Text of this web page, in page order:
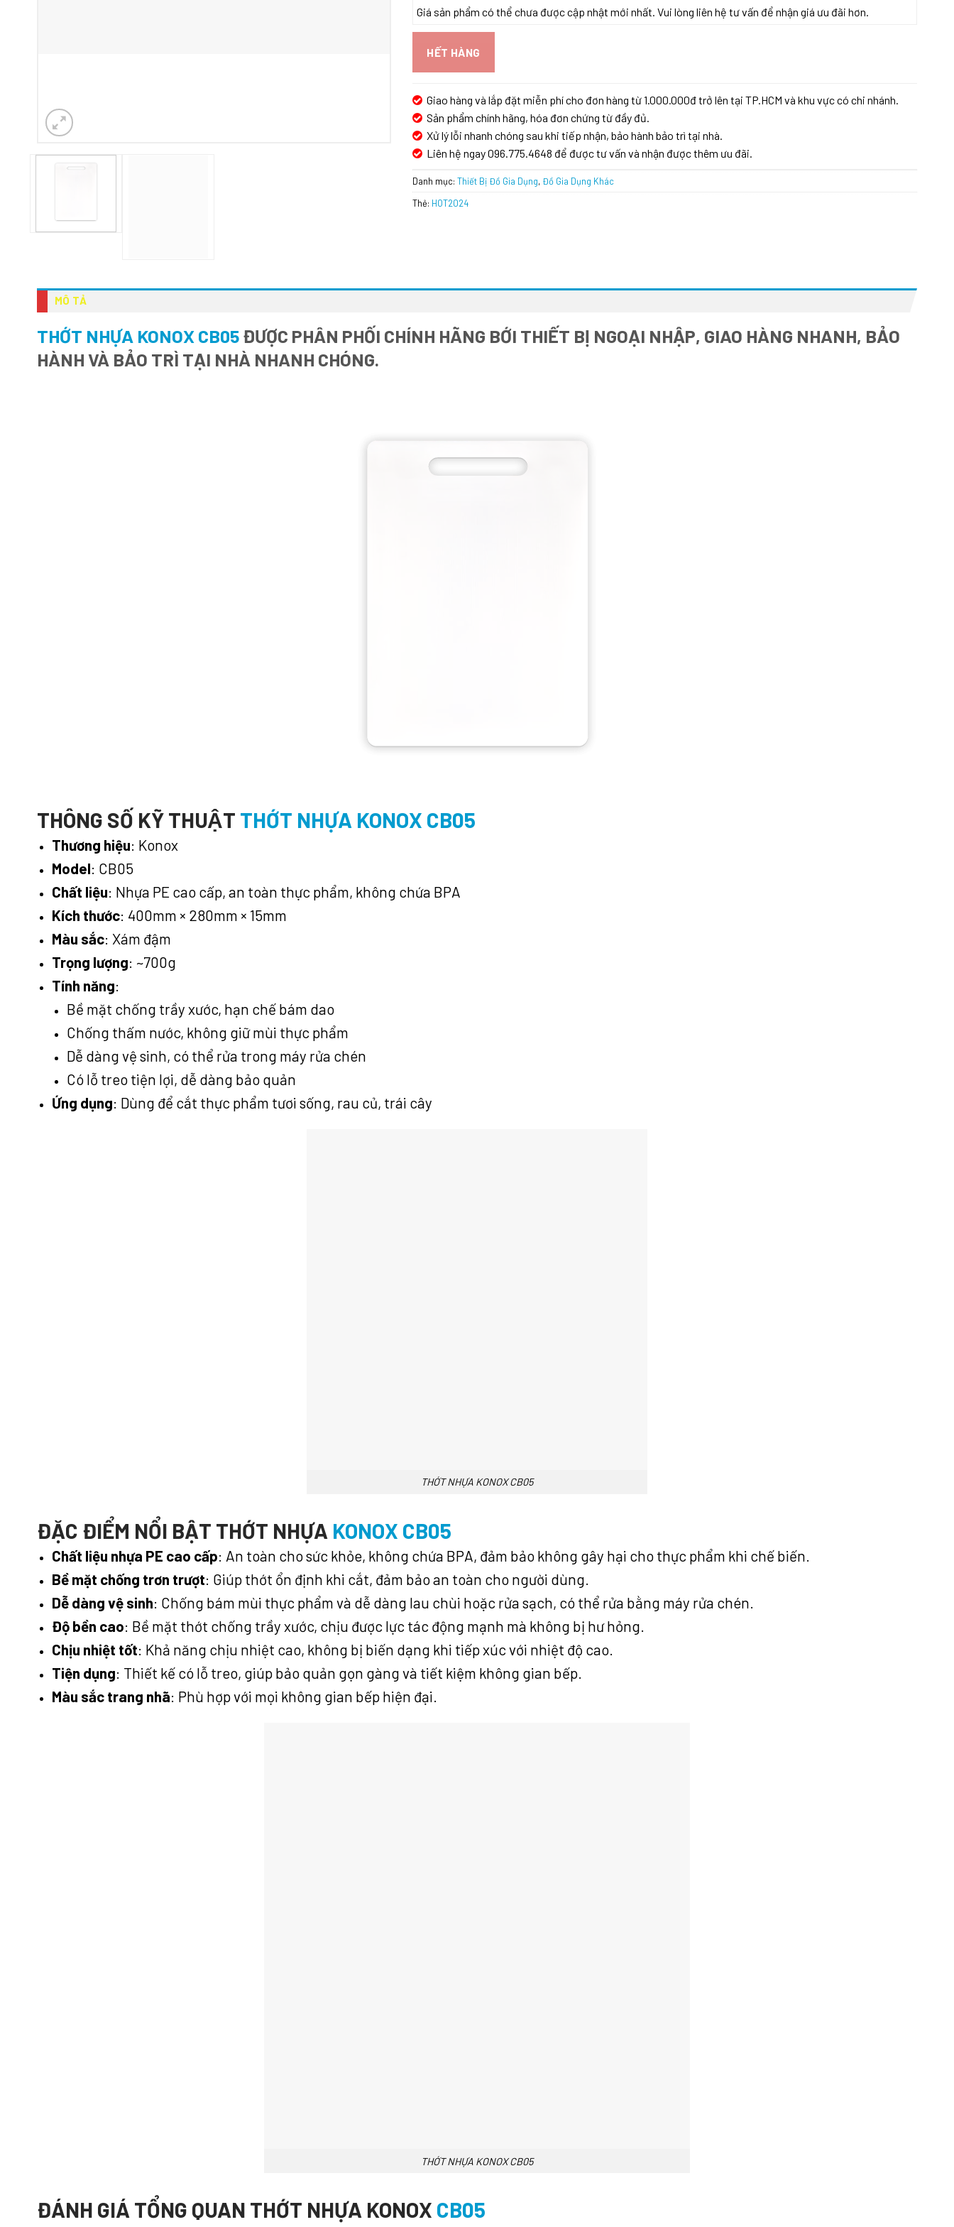
Giá sản phẩm có thể chưa được cập nhật mới nhất. Vui lòng liên hệ tư vấn để nhận giá ưu đãi hơn.
HẾT HÀNG
Giao hàng và lắp đặt miễn phí cho đơn hàng từ 1.000.000đ trở lên tại TP.HCM và khu vực có chi nhánh.
Sản phẩm chính hãng, hóa đơn chứng từ đầy đủ.
Xử lý lỗi nhanh chóng sau khi tiếp nhận, bảo hành bảo trì tại nhà.
Liên hệ ngay 096.775.4648 để được tư vấn và nhận được thêm ưu đãi.
Danh mục:Thiết Bị Đồ Gia Dụng, Đồ Gia Dụng Khác
Thẻ: HOT2024
MÔ TẢ
THỚT NHỰA KONOX CB05ĐƯỢC PHÂN PHỐI CHÍNH HÃNG BỚI THIẾT BỊ NGOẠI NHẬP, GIAO HÀNG NHANH, BẢO
HÀNH VÀ BẢO TRÌ TẠI NHÀ NHANH CHÓNG.
THÔNG SỐ KỸ THUẬT THỚT NHỰA KONOX CB05
Thương hiệu: Konox
Model: CB05
Chất liệu: Nhựa PE cao cấp, an toàn thực phẩm, không chứa BPA
Kích thước: 400mm × 280mm × 15mm
Màu sắc: Xám đậm
Trọng lượng: ~700g
Tính năng:
Bề mặt chống trầy xước, hạn chế bám dao
Chống thấm nước, không giữ mùi thực phẩm
Dễ dàng vệ sinh, có thể rửa trong máy rửa chén
Có lỗ treo tiện lợi, dễ dàng bảo quản
Ứng dụng: Dùng để cắt thực phẩm tươi sống, rau củ, trái cây
THỚT NHỰA KONOX CB05
ĐẶC ĐIỂM NỔI BẬT THỚT NHỰA KONOX CB05
Chất liệu nhựa PE cao cấp: An toàn cho sức khỏe, không chứa BPA, đảm bảo không gây hại cho thực phẩm khi chế biến.
Bề mặt chống trơn trượt: Giúp thớt ổn định khi cắt, đảm bảo an toàn cho người dùng.
Dễ dàng vệ sinh: Chống bám mùi thực phẩm và dễ dàng lau chùi hoặc rửa sạch, có thể rửa bằng máy rửa chén.
Độ bền cao: Bề mặt thớt chống trầy xước, chịu được lực tác động mạnh mà không bị hư hỏng.
Chịu nhiệt tốt: Khả năng chịu nhiệt cao, không bị biến dạng khi tiếp xúc với nhiệt độ cao.
Tiện dụng: Thiết kế có lỗ treo, giúp bảo quản gọn gàng và tiết kiệm không gian bếp.
Màu sắc trang nhã: Phù hợp với mọi không gian bếp hiện đại.
THỚT NHỰA KONOX CB05
ĐÁNH GIÁ TỔNG QUAN THỚT NHỰA KONOX CB05